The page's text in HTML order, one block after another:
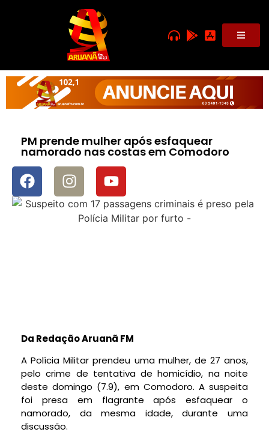
PM prende mulher após esfaquear
namorado nas costas em Comodoro
Da Redação Aruanã FM
A Polícia Militar prendeu uma mulher, de 27 anos,
pelo crime de tentativa de homicídio, na noite
deste domingo (7.9), em Comodoro. A suspeita
foi presa em flagrante após esfaquear o
namorado, da mesma idade, durante uma
discussão.